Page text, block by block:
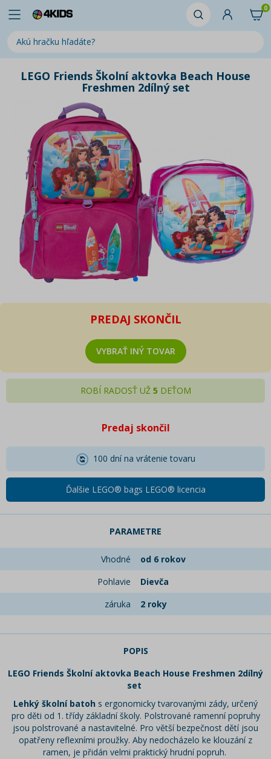
0
LEGO Friends Školní aktovka Beach House
Freshmen 2dílný set
PREDAJ SKONČIL
VYBRAŤ INÝ TOVAR
ROBÍ RADOSŤ UŽ 5 DEŤOM
Predaj skončil
100 dní na vrátenie tovaru
Ďalšie LEGO® bags LEGO® licencia
PARAMETRE
Vhodné
od 6 rokov
Pohlavie
Dievča
záruka
2 roky
POPIS
LEGO Friends Školní aktovka Beach House Freshmen 2dílný
set
Lehký školní batoh s ergonomicky tvarovanými zády, určený
pro děti od 1. třídy základní školy. Polstrované ramenní popruhy
jsou polstrované a nastavitelné. Pro větší bezpečnost dětí jsou
opatřeny reflexními proužky. Aby nedocházelo ke klouzání z
ramen, je přidán velmi praktický hrudní popruh.